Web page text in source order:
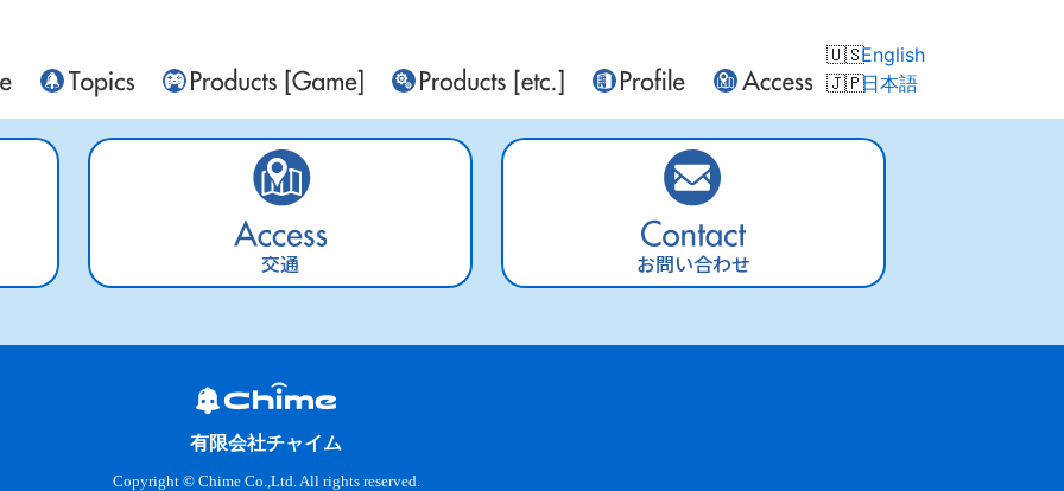
English
日本語
交通 お問い合わせ
有限会社チャイム
Copyright © Chime Co.,Ltd. All rights reserved.